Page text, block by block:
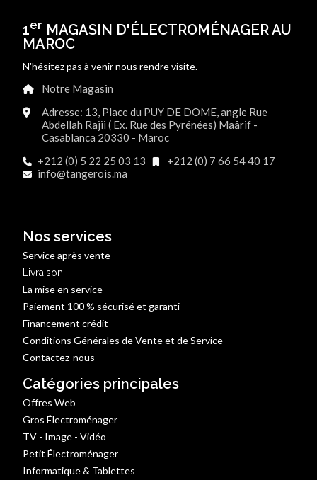
1er MAGASIN D'ÉLECTROMÉNAGER AU
MAROC
N'hésitez pas à venir nous rendre visite.
Notre Magasin
Adresse: 13, Place du PUY DE DOME, angle Rue
Abdellah Rajii ( Ex. Rue des Pyrénées) Maârif -
Casablanca 20330 - Maroc
+212 (0) 5 22 25 03 13
+212 (0) 7 66 54 40 17
info@tangerois.ma
Nos services
Service après vente
Livraison
La mise en service
Paiement 100 % sécurisé et garanti
Financement crédit
Conditions Générales de Vente et de Service
Contactez-nous
Catégories principales
Offres Web
Gros Électroménager
TV - Image - Vidéo
Petit Électroménager
Informatique & Tablettes